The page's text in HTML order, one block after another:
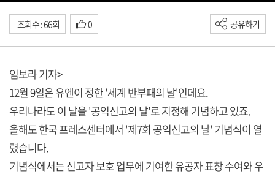
조회수 : 66회 0 공유하기
임보라 기자>
12월 9일은 유엔이 정한 '세계 반부패의 날'인데요.
우리나라도 이 날을 '공익신고의 날'로 지정해 기념하고 있죠.
올해도 한국 프레스센터에서 '제7회 공익신고의 날' 기념식이 열
렸습니다.
기념식에서는 신고자 보호 업무에 기여한 유공자 표창 수여와 우